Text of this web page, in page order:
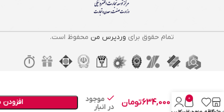
تمام حقوق برای وردپرس من محفوظ است.
کننده
موهای
Loreal
مدل
634,000تومان
موجود
در انبار
0